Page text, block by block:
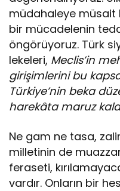
müdahaleye müsait
bir mücadelenin
öngörüyoruz. Türk
lekeleri, Meclis’in
girişimlerini bu
Türkiye’nin beka
harekâta maruz
Ne gam ne tasa,
milletinin de
feraseti,
vardır. Onların bir